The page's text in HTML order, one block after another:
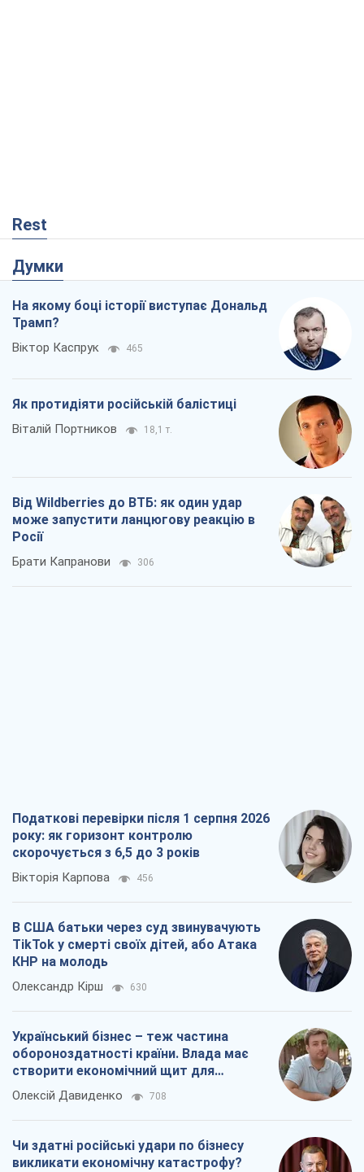
Rest
Думки
На якому боці історії виступає Дональд
Трамп?
Віктор Каспрук 465
Як протидіяти російській балістиці
Віталій Портников 18,1 т.
Від Wildberries до ВТБ: як один удар
може запустити ланцюгову реакцію в
Росії
Брати Капранови 306
Податкові перевірки після 1 серпня 2026
року: як горизонт контролю
скорочується з 6,5 до 3 років
Вікторія Карпова 456
В США батьки через суд звинувачують
TikTok у смерті своїх дітей, або Атака
КНР на молодь
Олександр Кірш 630
Український бізнес – теж частина
обороноздатності країни. Влада має
створити економічний щит для
компаній
Олексій Давиденко 708
Чи здатні російські удари по бізнесу
викликати економічну катастрофу?